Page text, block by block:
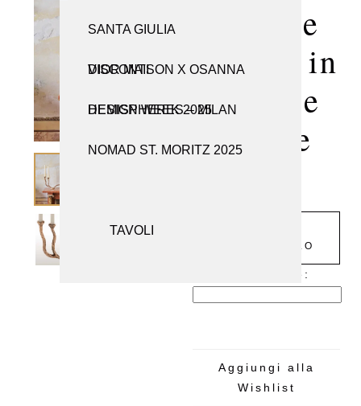
LIBRERIE
PARAVENTI
POMELLI
SEDUTE
TAVOLI
VASI
SANTA GIULIA
DIOR MAISON X OSANNA VISCONTI
HEMISPHERES – MILAN DESIGN WEEK 2025
NOMAD ST. MORITZ 2025
Candle
Holder in
Bronze
Triple
AL CARRELLO
Alternative:
Aggiungi alla
Wishlist